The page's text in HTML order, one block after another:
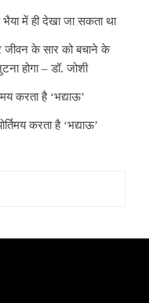
भैया में ही देखा जा सकता था
के सार को बचाने के
होगा – डॉ. जोशी
करता है ‘भद्याऊ’
करता है ‘भद्याऊ’